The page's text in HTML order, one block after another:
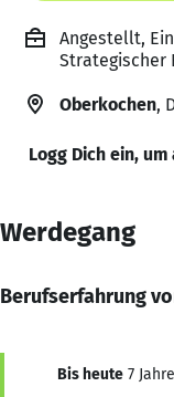
Angestellt,
Strategischer
Oberkochen,
Logg Dich ein,
Werdegang
Berufserfahrung
Bis heute 7